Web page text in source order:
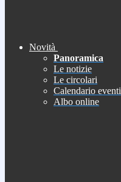
Novità
Panoramica
Le notizie
Le circolari
Calendario eventi
Albo online